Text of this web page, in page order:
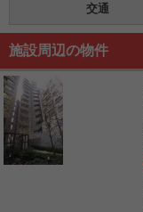
交通
施設周辺の物件